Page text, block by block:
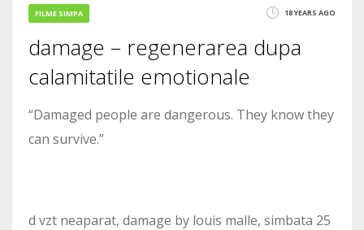
2046
FILME SIMPA 18 YEARS AGO
damage – regenerarea dupa
calamitatile emotionale
“Damaged people are dangerous. They know they
can survive.”
d vzt neaparat, damage by louis malle, simbata 25